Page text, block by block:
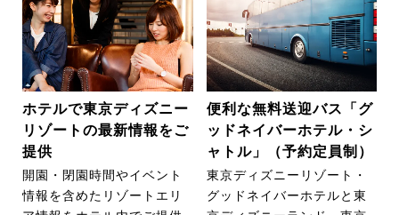
ホテルで東京ディズニー
リゾートの最新情報をご
提供
開園・閉園時間やイベント
情報を含めたリゾートエリ
便利な無料送迎バス「グ
ッドネイバーホテル・シ
ャトル」（予約定員制）
東京ディズニーリゾート・
グッドネイバーホテルと東